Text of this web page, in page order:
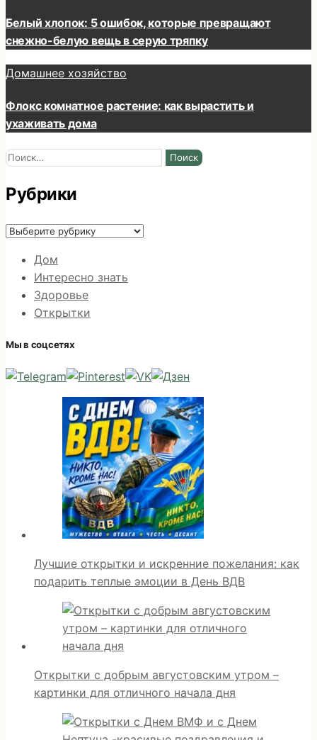
Белый хлопок: 5 ошибок, которые превращают
снежно-белую вещь в серую тряпку
Домашнее хозяйство
Флокс комнатное растение: как вырастить и
ухаживать дома
Найти:
Рубрики
Рубрики
Дом
Интересно знать
Здоровье
Открытки
Мы в соцсетях
Лучшие открытки и искренние пожелания: как
подарить теплые эмоции в День ВДВ
Открытки с добрым августовским утром –
картинки для отличного начала дня